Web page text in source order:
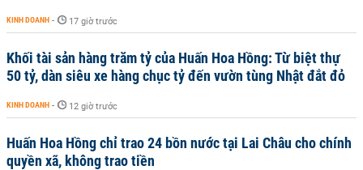
KINH DOANH - 17 giờ trước
Khối tài sản hàng trăm tỷ của Huấn Hoa Hồng: Từ biệt thự
50 tỷ, dàn siêu xe hàng chục tỷ đến vườn tùng Nhật đắt đỏ
KINH DOANH - 12 giờ trước
Huấn Hoa Hồng chỉ trao 24 bồn nước tại Lai Châu cho chính
quyền xã, không trao tiền